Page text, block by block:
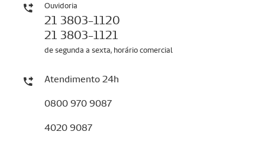
Ouvidoria
21 3803-1120
21 3803-1121
de segunda a sexta, horário comercial
Atendimento 24h
0800 970 9087
4020 9087